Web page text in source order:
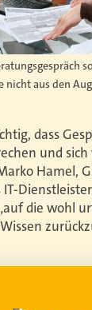
nicht aus den
dass
und
Hamel,
die wohl